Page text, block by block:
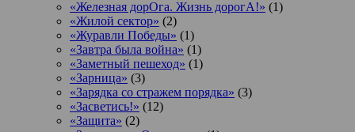
«Железная дорОга. Жизнь дорогА!» (1)
«Жилой сектор» (2)
«Журавли Победы» (1)
«Завтра была война» (1)
«Заметный пешеход» (1)
«Зарница» (3)
«Зарядка со стражем порядка» (3)
«Засветись!» (12)
«Защита» (2)